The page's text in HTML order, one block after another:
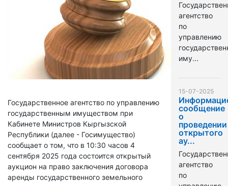
Государственное агентство по управлению
государственным имуществом при
Кабинете Министров Кыргызской
Республики (далее - Госимущество)
сообщает о том, что в 10:30 часов 4
сентября 2025 года состоится открытый
аукцион на право заключения договора
аренды государственного земельного
агентство
по
управлению
иму...
15-07-2025
сообщение
о
проведении
открытого
ау...
агентство
по